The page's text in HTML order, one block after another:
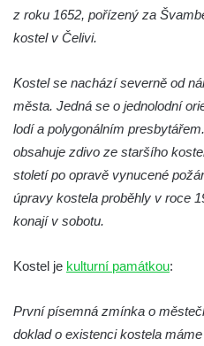
Křížová cesta Římov – XVIII.
Ježíše vložen kříž
Pilát
Křížová cesta Římov – XVI.
Herodesa
Křížová cesta Římov – XV.
Pilát
Křížová cesta Římov – XIV.
Křížová cesta Římov – XIII.
Křížová cesta Římov – XII.
brána
z roku 1652, pořízený za
kostel v Čelivi.
Kostel se nachází severně od
města. Jedná se o jednolodní
lodí a polygonálním
obsahuje zdivo ze staršího
století po opravě vynucené
úpravy kostela proběhly v roce
konají v sobotu.
Kostel je kulturní památkou:
První písemná zmínka o
doklad o existenci kostela